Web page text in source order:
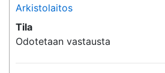
Arkistolaitos
Tila
Odotetaan vastausta